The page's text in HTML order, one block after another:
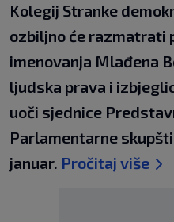
Kolegij Stranke
ozbiljno će razmatrati
imenovanja Mlađena
ljudska prava i
uoči sjednice
Parlamentarne
januar. Pročitaj više